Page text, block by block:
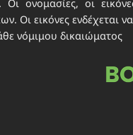
ονομασίες, οι
Οι εικόνες ενδέχεται
νόμιμου δικαιώματος